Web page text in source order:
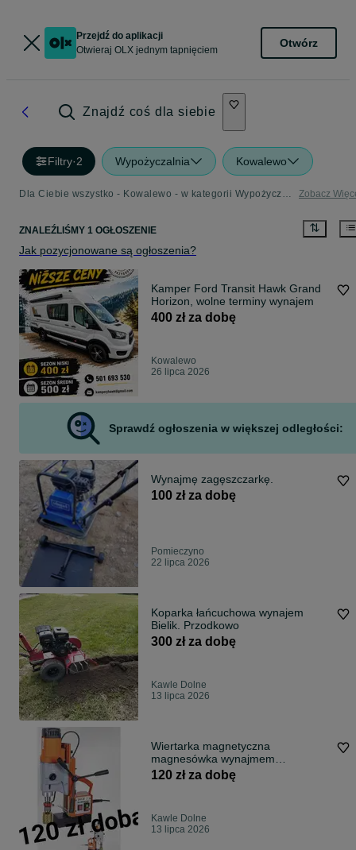
Przejdź do aplikacji
Otwieraj OLX jednym tapnięciem
Otwórz
Znajdź coś dla siebie
Filtry·2 Wypożyczalnia Kowalewo
Dla Ciebie wszystko - Kowalewo - w kategorii Wypożyczalnia Zobacz
ZNALEŹLIŚMY 1 OGŁOSZENIE
Jak pozycjonowane są ogłoszenia?
Kamper Ford Transit Hawk Grand
Horizon, wolne terminy wynajem
400 zł za dobę
Kowalewo
26 lipca 2026
Sprawdź ogłoszenia w większej odległości:
Wynajmę zagęszczarkę.
100 zł za dobę
Pomieczyno
22 lipca 2026
Koparka łańcuchowa wynajem
Bielik. Przodkowo
300 zł za dobę
Kawle Dolne
13 lipca 2026
Wiertarka magnetyczna
magnesówka wynajmem
wypożyczalnia Bielik Przodko
120 zł za dobę
Kawle Dolne
13 lipca 2026